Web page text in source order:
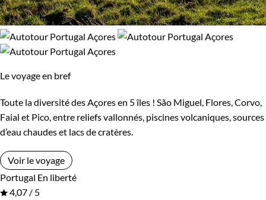
Le voyage en bref
Toute la diversité des Açores en 5 îles ! São Miguel, Flores, Corvo,
Faial et Pico, entre reliefs vallonnés, piscines volcaniques, sources
d’eau chaudes et lacs de cratères.
Voir le voyage
Portugal En liberté
4,07 / 5